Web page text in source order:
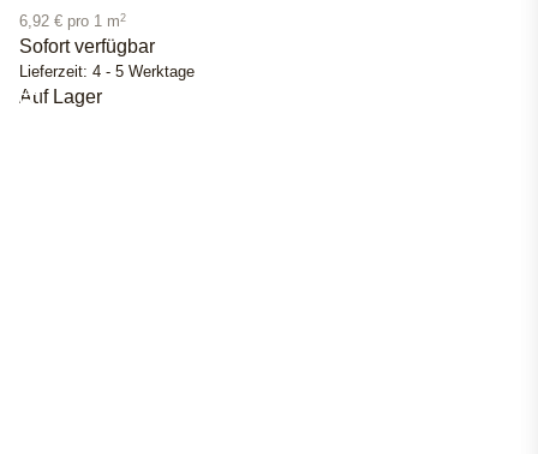
6,92 € pro 1 m2
Sofort verfügbar
Lieferzeit: 4 - 5 Werktage
Auf Lager